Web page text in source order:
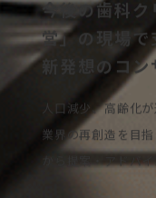
今後の歯科
営」の現場
新発想のコ
人口減少、高齢化
業界の再創造を目
から提案・アドバ